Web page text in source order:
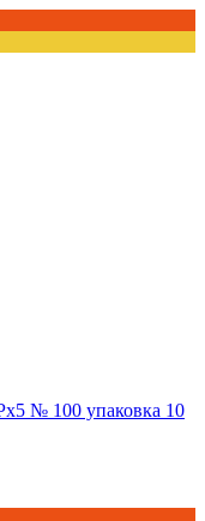
№ 100 упаковка 10